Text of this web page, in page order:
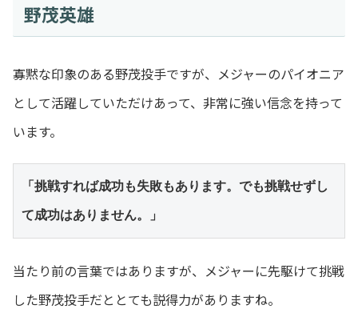
野茂英雄
寡黙な印象のある野茂投手ですが、メジャーのパイオニア
として活躍していただけあって、非常に強い信念を持って
います。
「挑戦すれば成功も失敗もあります。でも挑戦せずし
て成功はありません。」
当たり前の言葉ではありますが、メジャーに先駆けて挑戦
した野茂投手だととても説得力がありますね。